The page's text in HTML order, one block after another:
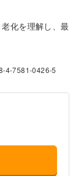
化を理解し、最
4-7581-0426-5